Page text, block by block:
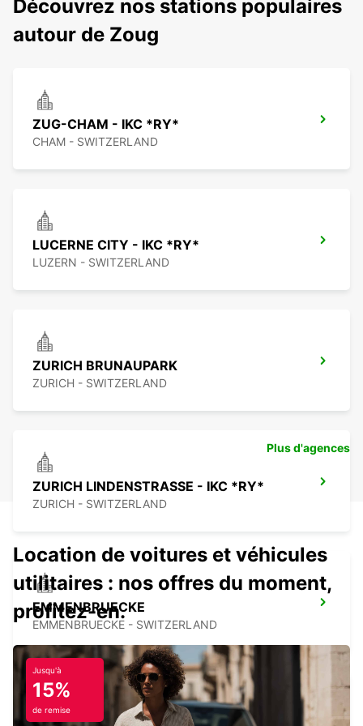
Découvrez nos stations populaires
autour de Zoug
ZUG-CHAM - IKC *RY*
CHAM - SWITZERLAND
LUCERNE CITY - IKC *RY*
LUZERN - SWITZERLAND
ZURICH BRUNAUPARK
ZURICH - SWITZERLAND
ZURICH LINDENSTRASSE - IKC *RY*
ZURICH - SWITZERLAND
EMMENBRUECKE
EMMENBRUECKE - SWITZERLAND
Plus d'agences
Location de voitures et véhicules
utilitaires : nos offres du moment,
profitez-en.
Jusqu'à
15%
de remise